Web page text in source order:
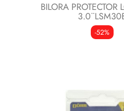
BILORA PROTECTOR
-52%